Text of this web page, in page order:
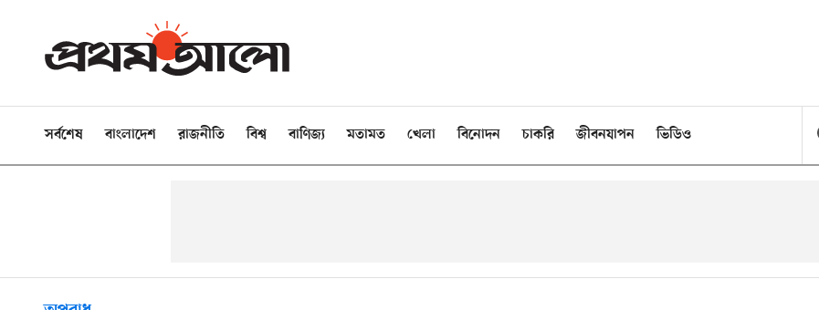
সর্বশেষ বাংলাদেশ রাজনীতি বিশ্ব বাণিজ্য মতামত খেলা বিনোদন চাকরি জীবনযাপন ভিডিও